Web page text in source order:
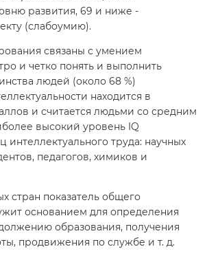
развития, 69 и ниже -
(слабоумию).
связаны с умением
и четко понять и выполнить
людей (около 68 %)
находится в
и считается людьми со средним
высокий уровень IQ
интеллектуального труда: научных
педагогов, химиков и
стран показатель общего
основанием для определения
образования, получения
продвижения по службе и т. д.